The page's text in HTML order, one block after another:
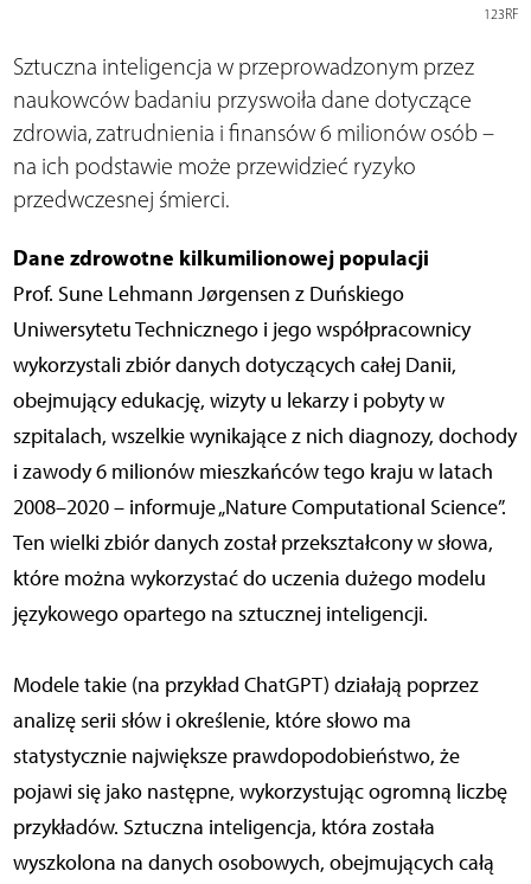
123RF
Sztuczna inteligencja w przeprowadzonym przez
naukowców badaniu przyswoiła dane dotyczące
zdrowia, zatrudnienia i finansów 6 milionów osób –
na ich podstawie może przewidzieć ryzyko
przedwczesnej śmierci.
Dane zdrowotne kilkumilionowej populacji
Prof. Sune Lehmann Jørgensen z Duńskiego
Uniwersytetu Technicznego i jego współpracownicy
wykorzystali zbiór danych dotyczących całej Danii,
obejmujący edukację, wizyty u lekarzy i pobyty w
szpitalach, wszelkie wynikające z nich diagnozy, dochody
i zawody 6 milionów mieszkańców tego kraju w latach
2008–2020 – informuje „Nature Computational Science”.
Ten wielki zbiór danych został przekształcony w słowa,
które można wykorzystać do uczenia dużego modelu
językowego opartego na sztucznej inteligencji.
Modele takie (na przykład ChatGPT) działają poprzez
analizę serii słów i określenie, które słowo ma
statystycznie największe prawdopodobieństwo, że
pojawi się jako następne, wykorzystując ogromną liczbę
przykładów. Sztuczna inteligencja, która została
wyszkolona na danych osobowych, obejmujących całą